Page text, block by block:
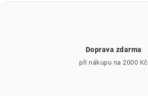
Doprava zdarma
při nákupu na 2000 Kč